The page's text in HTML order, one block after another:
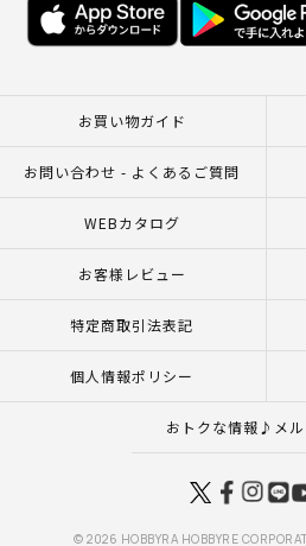
お買い物ガイド
お問い合わせ - よくあるご質問
WEBカタログ
お客様レビュー
特定商取引法表記
個人情報ポリシー
おトクな情報♪メ
© 2026 HOBBYRA HOBBYRE